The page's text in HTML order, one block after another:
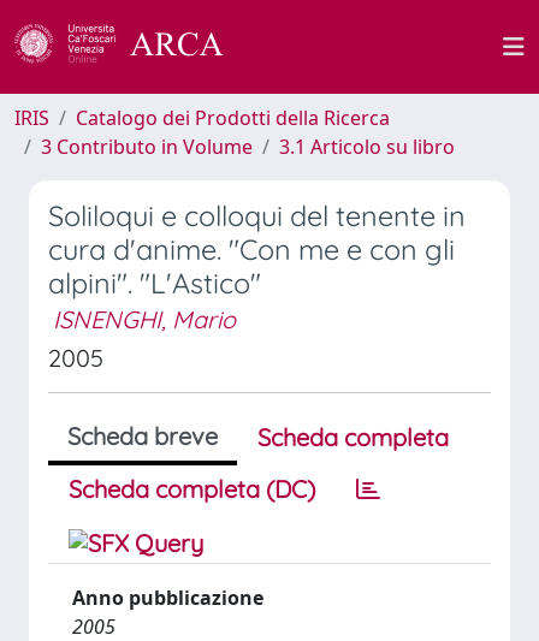
IRIS
Catalogo dei Prodotti della Ricerca
3 Contributo in Volume
3.1 Articolo su libro
Soliloqui e colloqui del tenente in
cura d'anime. "Con me e con gli
alpini". "L'Astico"
ISNENGHI, Mario
2005
Scheda breve
Scheda completa
Scheda completa (DC)
Anno pubblicazione
2005